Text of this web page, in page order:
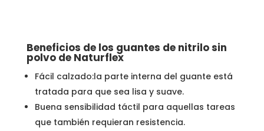
Beneficios de los guantes de nitrilo sin
polvo de Naturflex
Fácil calzado:la parte interna del guante está
tratada para que sea lisa y suave.
Buena sensibilidad táctil para aquellas tareas
que también requieran resistencia.